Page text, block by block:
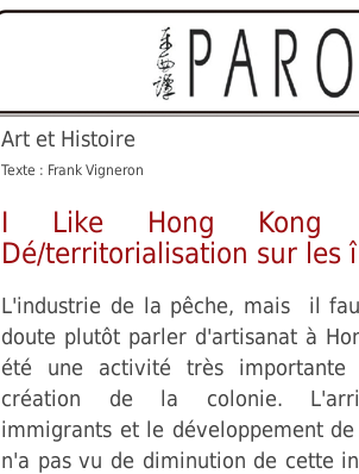
Art et Histoire
Texte : Frank Vigneron
I Like Hong
Dé/territorialisation sur les
L'industrie de la pêche, mais il
doute plutôt parler d'artisanat à
été une activité très importante
création de la colonie.
immigrants et le développement
n'a pas vu de diminution de cette